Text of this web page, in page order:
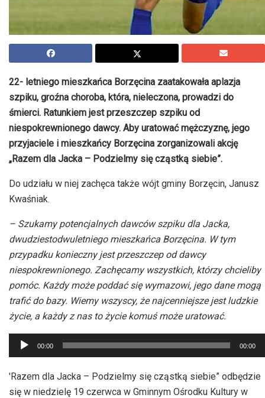
22- letniego mieszkańca Borzęcina zaatakowała aplazja
szpiku, groźna choroba, która, nieleczona, prowadzi do
śmierci. Ratunkiem jest przeszczep szpiku od
niespokrewnionego dawcy. Aby uratować mężczyznę, jego
przyjaciele i mieszkańcy Borzęcina zorganizowali akcję
„Razem dla Jacka – Podzielmy się cząstką siebie”.
Do udziału w niej zachęca także wójt gminy Borzęcin, Janusz
Kwaśniak.
– Szukamy potencjalnych dawców szpiku dla Jacka,
dwudziestodwuletniego mieszkańca Borzęcina. W tym
przypadku konieczny jest przeszczep od dawcy
niespokrewnionego. Zachęcamy wszystkich, którzy chcieliby
pomóc. Każdy może poddać się wymazowi, jego dane mogą
trafić do bazy. Wiemy wszyscy, że najcenniejsze jest ludzkie
życie, a każdy z nas to życie komuś może uratować.
Odtwarzacz
plików
dźwiękowych
00:00 00:00
'Razem dla Jacka – Podzielmy się cząstką siebie” odbędzie
się w niedzielę 19 czerwca w Gminnym Ośrodku Kultury w